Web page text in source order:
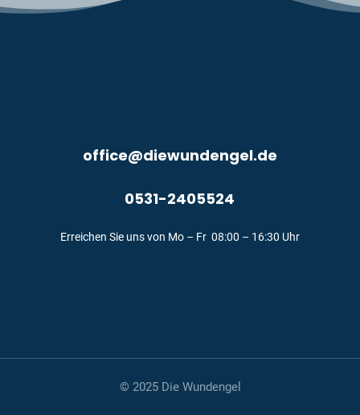
office@diewundengel.de
0531-2405524
Erreichen Sie uns von Mo – Fr 08:00 – 16:30 Uhr
© 2025 Die Wundengel